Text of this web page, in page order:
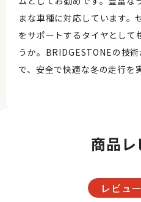
まな車種に対応しています。
をサポートするタイヤとして
うか。BRIDGESTONEの技
で、安全で快適な冬の走行を
商品レ
レビュ